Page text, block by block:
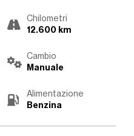
Chilometri
12.600 km
Cambio
Manuale
Alimentazione
Benzina